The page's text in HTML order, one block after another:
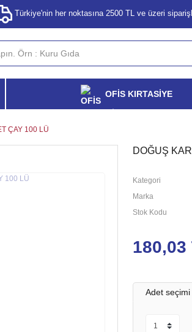
Türkiye'nin her noktasına 2500 TL ve üzeri
OFİS KIRTASİYE
ÇAY 100 LÜ
DOĞUŞ
Kategori
Marka
Stok Kodu
180,03
Adet seçimi